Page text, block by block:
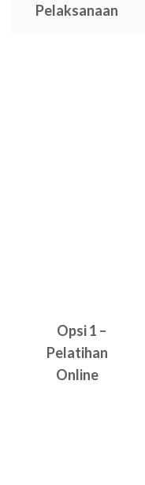
Pelaksanaan
Opsi 1 –
Pelatihan
Online